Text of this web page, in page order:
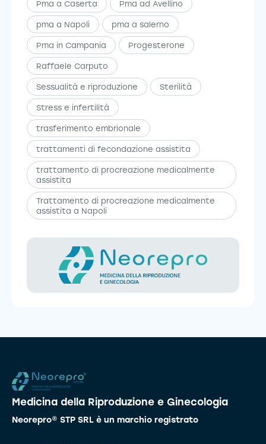
Pma a Caserta Pma ad Avellino
pma a Napoli pma a salerno
Pma in Campania Progesterone
Raffaele Carputo
Sessualità e riproduzione Sterilità
Stress e infertilità
trasferimento embrionale
trattamenti di fecondazione assistita
trattamento di procreazione medicalmente
assistita
Trattamento di procreazione medicalmente
assistita a Napoli
Medicina della Riproduzione e Ginecologia
Neorepro® STP SRL è un marchio registrato